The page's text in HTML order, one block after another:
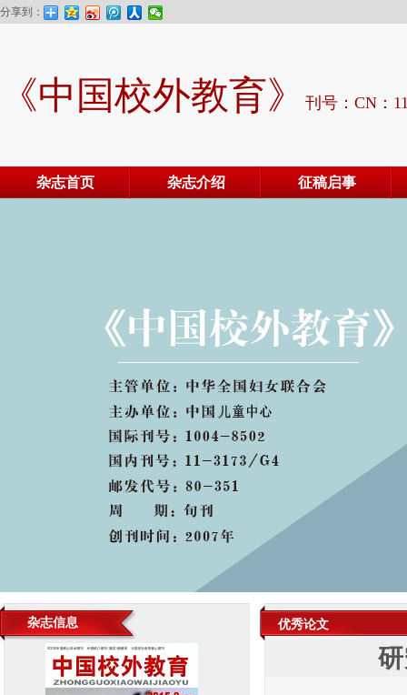
分享到：
《中国校外教育》 刊号：CN：
杂志首页 杂志介绍 征稿启事
杂志信息 优秀论文